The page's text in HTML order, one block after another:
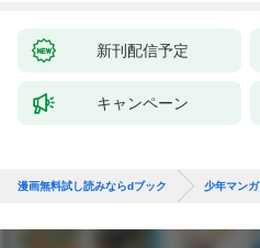
新刊配信予定
キャンペーン
漫画無料試し読みならdブック 少年マンガ